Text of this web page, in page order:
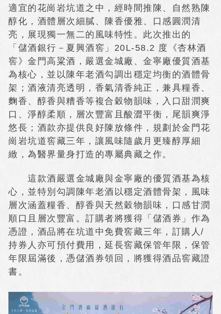
適宜的花崗岩坑道之中，經時間推陳、自然熟陳
醇化，酒體層次細膩、陳香優雅、口感圓潤清
亮，展現獨一無二的風味特性。此次推出的
「儲酒銀行－夏興酒窖」20L-58.2 度《杏林酒
窖》金門高粱酒，嚴選金城廠、金寧廠優質酒基
為核心，並以陳年老酒勾調出穩定均衡的酒體骨
架；酒液清亮透明，香氣清香純正，兼具糧香、
麴香、醇香與糟香等複合穀物韻味，入口甜潤爽
口、淨醇柔順，層次豐富且酸澀平衡，尾韻爽淨
悠長；酒款亦提供良好陳放條件，規劃於金門花
崗岩坑道窖藏三年，讓風味隨歲月更臻醇厚細
緻，為醫界量身打造的專屬典藏之作。
這款酒嚴選金城廠與金寧廠的優質酒基為核
心，並特別勾調陳年老酒以穩定酒體骨架，風味
層次涵蓋糧香、醇香與天然穀物韻味，口感甘潤
順口且層次豐富。訂購者將獲得「儲酒券」作為
憑證，酒品將在坑道中免費窖藏三年，訂購人/
持券人亦可預付費用，延長窖藏保管年限，保管
年限屆滿後，憑儲酒券領回，將獲得酒品窖藏證
書。